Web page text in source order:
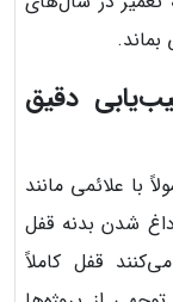
دقیق
با علائمی مانند
داغ شدن بدنه قفل
قفل کاملاً